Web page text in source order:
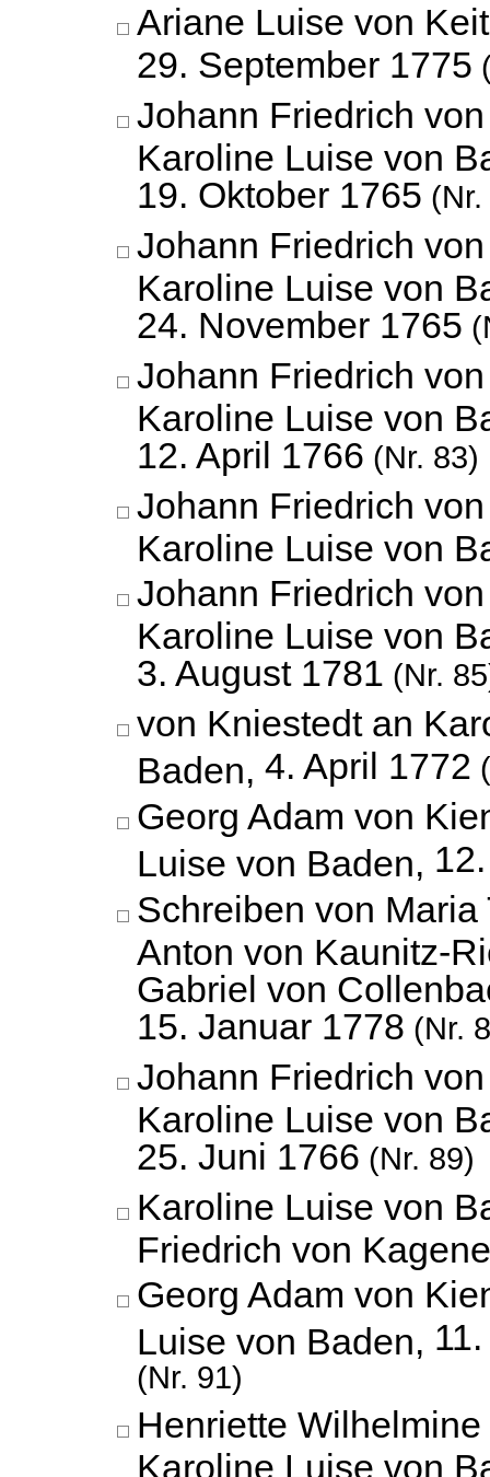
Ariane Luise von
29. September 1775
Johann Friedrich
Karoline Luise von
19. Oktober 1765
Johann Friedrich
Karoline Luise von
24. November 1765
Johann Friedrich
Karoline Luise von
12. April 1766 (Nr. 83)
Johann Friedrich
Karoline Luise von
Johann Friedrich
Karoline Luise von
3. August 1781 (Nr.
von Kniestedt an
Baden, 4. April 1772
Georg Adam von
Luise von Baden,
Schreiben von
Anton von Kaunitz-
Gabriel von
15. Januar 1778 (Nr.
Johann Friedrich
Karoline Luise von
25. Juni 1766 (Nr. 89)
Karoline Luise von
Friedrich von
Georg Adam von
Luise von Baden,
(Nr. 91)
Henriette
Karoline Luise von